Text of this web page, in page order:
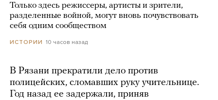
Только здесь режиссеры, артисты и зрители,
разделенные войной, могут вновь почувствовать
себя одним сообществом
ИСТОРИИ 10 часов назад
В Рязани прекратили дело против
полицейских, сломавших руку учительнице.
Год назад ее задержали, приняв